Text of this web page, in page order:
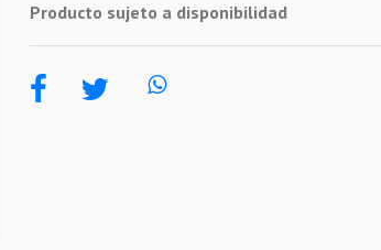
Producto sujeto a disponibilidad